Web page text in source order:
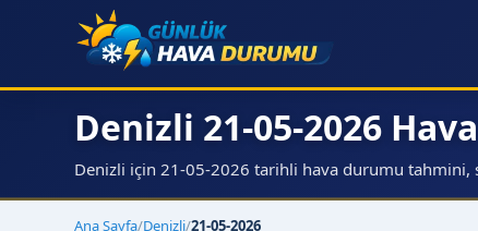
Denizli 21-05-2026
Denizli için 21-05-2026 tarihli hava durumu tahmini,
Ana Sayfa/Denizli/21-05-2026